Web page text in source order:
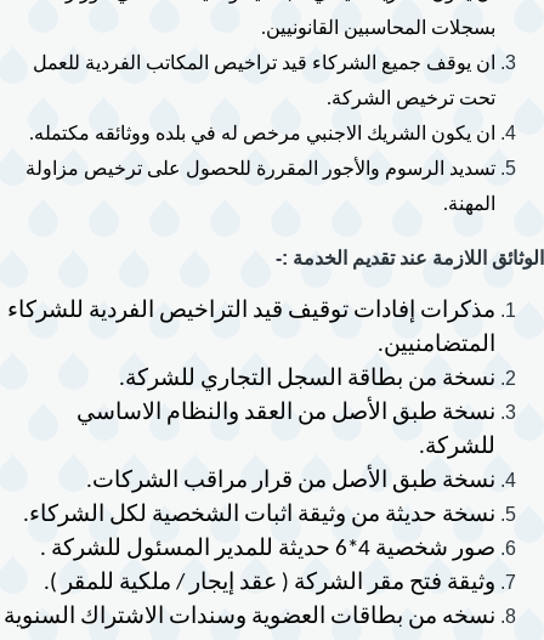
بسجلات المحاسبين القانونيين.
تحت ترخيص الشركة.
ان يكون الشريك الاجنبي مرخص له في بلده ووثائقه مكتمله.
المهنة.
الوثائق اللازمة عند تقديم الخدمة :-
المتضامنيين.
نسخة من بطاقة السجل التجاري للشركة.
للشركة.
نسخة طبق الأصل من قرار مراقب الشركات.
نسخة حديثة من وثيقة اثبات الشخصية لكل الشركاء.
صور شخصية 4*6 حديثة للمدير المسئول للشركة .
وثيقة فتح مقر الشركة ( عقد إيجار / ملكية للمقر ).